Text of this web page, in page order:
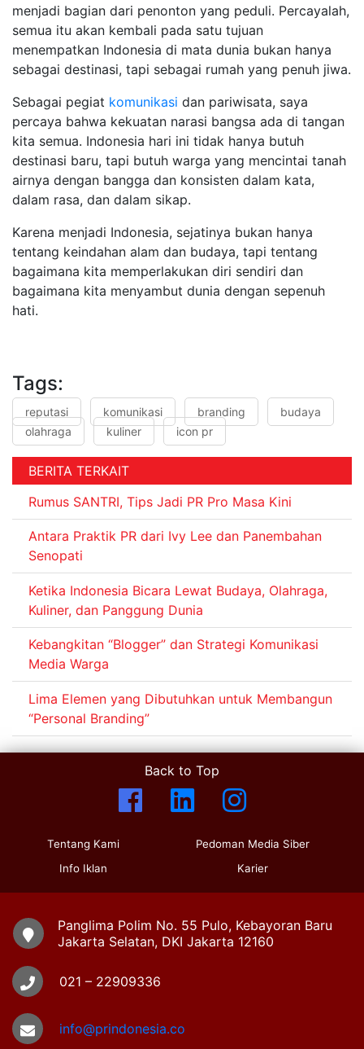
menjadi bagian dari penonton yang peduli. Percayalah,
semua itu akan kembali pada satu tujuan
menempatkan Indonesia di mata dunia bukan hanya
sebagai destinasi, tapi sebagai rumah yang penuh jiwa.
Sebagai pegiat komunikasi dan pariwisata, saya
percaya bahwa kekuatan narasi bangsa ada di tangan
kita semua. Indonesia hari ini tidak hanya butuh
destinasi baru, tapi butuh warga yang mencintai tanah
airnya dengan bangga dan konsisten dalam kata,
dalam rasa, dan dalam sikap.
Karena menjadi Indonesia, sejatinya bukan hanya
tentang keindahan alam dan budaya, tapi tentang
bagaimana kita memperlakukan diri sendiri dan
bagaimana kita menyambut dunia dengan sepenuh
hati.
Tags:
reputasi komunikasi branding
budaya
olahraga
kuliner icon pr
BERITA TERKAIT
Rumus SANTRI, Tips Jadi PR Pro Masa Kini
Antara Praktik PR dari Ivy Lee dan Panembahan
Senopati
Ketika Indonesia Bicara Lewat Budaya, Olahraga,
Kuliner, dan Panggung Dunia
Kebangkitan “Blogger” dan Strategi Komunikasi
Media Warga
Lima Elemen yang Dibutuhkan untuk Membangun
“Personal Branding”
Back to Top
Tentang Kami
Info Iklan
Pedoman Media Siber
Karier
Panglima Polim No. 55 Pulo, Kebayoran Baru
Jakarta Selatan, DKI Jakarta 12160
021 – 22909336
info@prindonesia.co